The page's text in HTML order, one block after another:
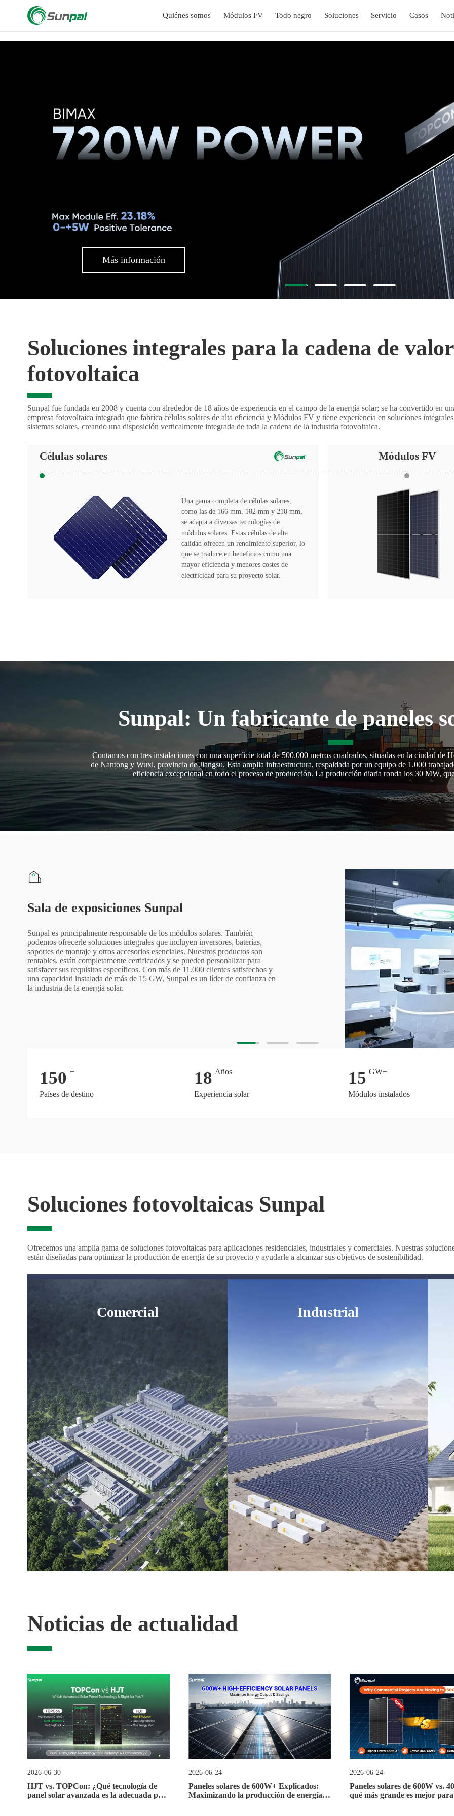
Quiénes somos Módulos FV Todo negro Soluciones Servicio Casos
Más información
Soluciones integrales para la cadena de
fotovoltaica
Sunpal fue fundada en 2008 y cuenta con alrededor de 18 años de experiencia en el campo de la energía solar; se ha convertido en
empresa fotovoltaica integrada que fabrica células solares de alta eficiencia y Módulos FVy tiene experiencia en soluciones
sistemas solares, creando una disposición verticalmente integrada de toda la cadena de la industria fotovoltaica.
Células solares
Una gama completa de células solares,
como las de 166 mm, 182 mm y 210 mm,
se adapta a diversas tecnologías de
módulos solares. Estas células de alta
calidad ofrecen un rendimiento superior, lo
que se traduce en beneficios como una
mayor eficiencia y menores costes de
electricidad para su proyecto solar.
Módulos FV
Sunpal: Un fabricante de paneles
Contamos con tres instalaciones con una superficie total de 500.000 metros cuadrados, situadas en la ciudad de
de Nantong y Wuxi, provincia de Jiangsu. Esta amplia infraestructura, respaldada por un equipo de 1.000
eficiencia excepcional en todo el proceso de producción. La producción diaria ronda los 30 MW,
Sala de exposiciones Sunpal
Sunpal es principalmente responsable de los módulos solares. También
podemos ofrecerle soluciones integrales que incluyen inversores, baterías,
soportes de montaje y otros accesorios esenciales. Nuestros productos son
rentables, están completamente certificados y se pueden personalizar para
satisfacer sus requisitos específicos. Con más de 11.000 clientes satisfechos y
una capacidad instalada de más de 15 GW, Sunpal es un líder de confianza en
la industria de la energía solar.
150 +
Países de destino
18 Años
Experiencia solar
15 GW+
Módulos instalados
Soluciones fotovoltaicas Sunpal
Ofrecemos una amplia gama de soluciones fotovoltaicas para aplicaciones residenciales, industriales y comerciales. Nuestras
están diseñadas para optimizar la producción de energía de su proyecto y ayudarle a alcanzar sus objetivos de sostenibilidad.
Comercial Industrial
Noticias de actualidad
2026-07-21
LiFePO4 vs. Plomo-Ácido: Por qué el
fosfato de hierro y litio es la opción
2026-07-15
La Guía Definitiva de Baterías de Litio
de 48V para Energía Solar:
2026-07-07
Cálculo de la Eficiencia de los
Solares: Fórmula, Métodos y